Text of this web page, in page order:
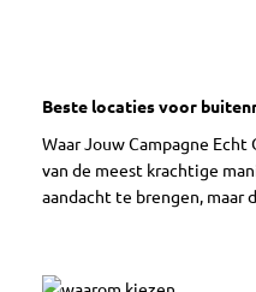
Beste locaties voor
Waar Jouw Campagne
van de meest krachtige
aandacht te brengen, maar